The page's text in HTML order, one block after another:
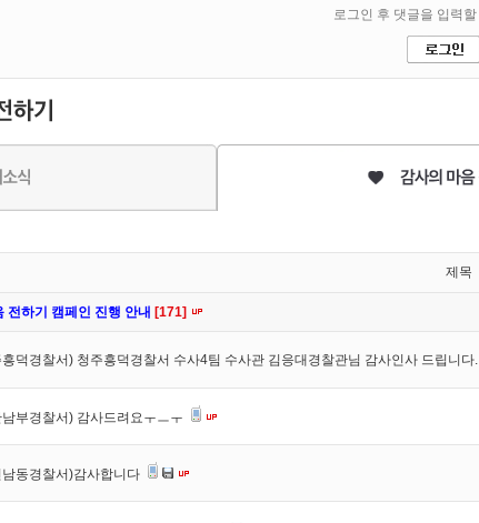
제목
전하기 캠페인 진행 안내 [171]
덕경찰서) 청주흥덕경찰서 수사4팀 수사관 김응대경찰관님 감사인사 드립니다.
부경찰서) 감사드려요ㅜㅡㅜ
동경찰서)감사합니다